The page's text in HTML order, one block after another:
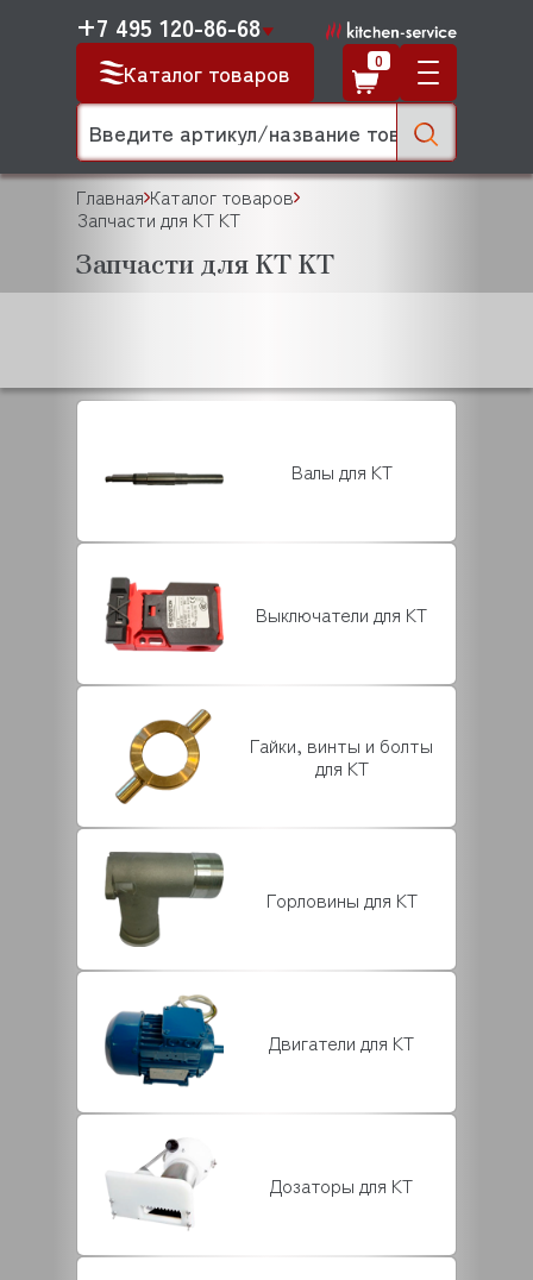
Каталог товаров
+7 495 120-86-68
0
Главная Каталог товаров
Запчасти для KT KT
Запчасти для KT KT
Валы для KT
Выключатели для KT
Гайки, винты и болты
для KT
Горловины для KT
Двигатели для KT
Дозаторы для KT